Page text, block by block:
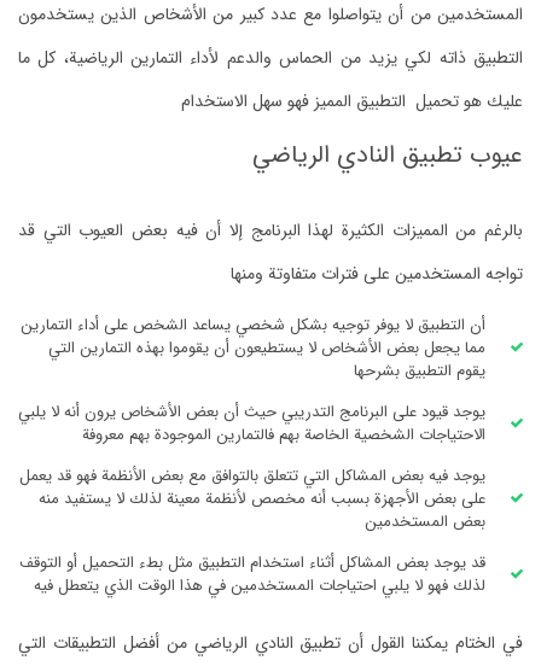
المستخدمين من أن يتواصلوا مع عدد كبير من الأشخاص الذين يستخدمون
التطبيق ذاته لكي يزيد من الحماس والدعم لأداء التمارين الرياضية، ‏كل ما
عليك هو تحميل التطبيق المميز فهو سهل الاستخدام
‏عيوب تطبيق النادي الرياضي
‏بالرغم من المميزات الكثيرة لهذا البرنامج إلا أن فيه بعض العيوب التي قد
تواجه المستخدمين على فترات متفاوتة ومنها
‏أن التطبيق لا يوفر توجيه بشكل شخصي يساعد الشخص على أداء التمارين
مما يجعل بعض الأشخاص لا يستطيعون أن يقوموا بهذه التمارين التي
يقوم التطبيق بشرحها
‏يوجد قيود على البرنامج التدريبي حيث أن بعض الأشخاص يرون أنه لا يلبي
الاحتياجات الشخصية الخاصة بهم فالتمارين الموجودة بهم معروفة
‏يوجد فيه بعض المشاكل التي تتعلق بالتوافق مع بعض الأنظمة فهو قد يعمل
على بعض الأجهزة بسبب أنه مخصص لأنظمة معينة لذلك لا يستفيد منه
بعض المستخدمين
‏قد يوجد بعض المشاكل أثناء استخدام التطبيق مثل بطء التحميل أو التوقف
لذلك فهو لا يلبي احتياجات المستخدمين في هذا الوقت الذي يتعطل فيه
في ‏الختام يمكننا القول أن تطبيق النادي الرياضي من أفضل التطبيقات التي